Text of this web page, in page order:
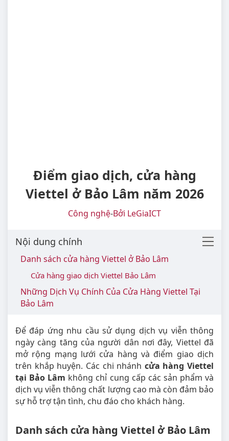
Điểm giao dịch, cửa hàng
Viettel ở Bảo Lâm năm 2026
Công nghệ-Bởi LeGiaICT
Nội dung chính
Danh sách cửa hàng Viettel ở Bảo Lâm
Cửa hàng giao dịch Viettel Bảo Lâm
Những Dịch Vụ Chính Của Cửa Hàng Viettel Tại
Bảo Lâm
Để đáp ứng nhu cầu sử dụng dịch vụ viễn thông
ngày càng tăng của người dân nơi đây, Viettel đã
mở rộng mạng lưới cửa hàng và điểm giao dịch
trên khắp huyện. Các chi nhánh cửa hàng Viettel
tại Bảo Lâm không chỉ cung cấp các sản phẩm và
dịch vụ viễn thông chất lượng cao mà còn đảm bảo
sự hỗ trợ tận tình, chu đáo cho khách hàng.
Danh sách cửa hàng Viettel ở Bảo Lâm